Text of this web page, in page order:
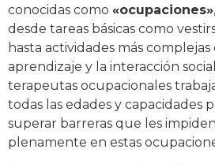
conocidas como «ocupaciones»
desde tareas básicas como
hasta actividades más
aprendizaje y la interacción
terapeutas ocupacionales
todas las edades y capacidades
superar barreras que les
plenamente en estas